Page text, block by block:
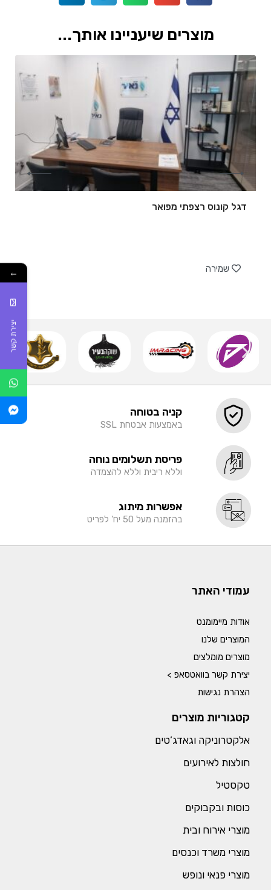
מוצרים שיעניינו אותך...
דגל קונוס רצפתי מפואר
שמירה
קניה בטוחה
באמצעות אבטחת SSL
פריסת תשלומים נוחה
וללא ריבית וללא להצמדה
אפשרות מיתוג
בהזמנה מעל 50 יח' לפריט
עמודי האתר
אודות מיימומנט
המוצרים שלנו
מוצרים מומלצים
יצירת קשר בוואטסאפ >
הצהרת נגישות
קטגוריות מוצרים
אלקטרוניקה וגאדג’טים
חולצות לאירועים
טקסטיל
כוסות ובקבוקים
מוצרי אירוח ובית
מוצרי משרד וכנסים
מוצרי פנאי ונופש
←
יצירת קשר